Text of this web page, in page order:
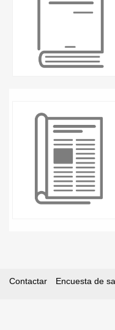
Contactar Encuesta de